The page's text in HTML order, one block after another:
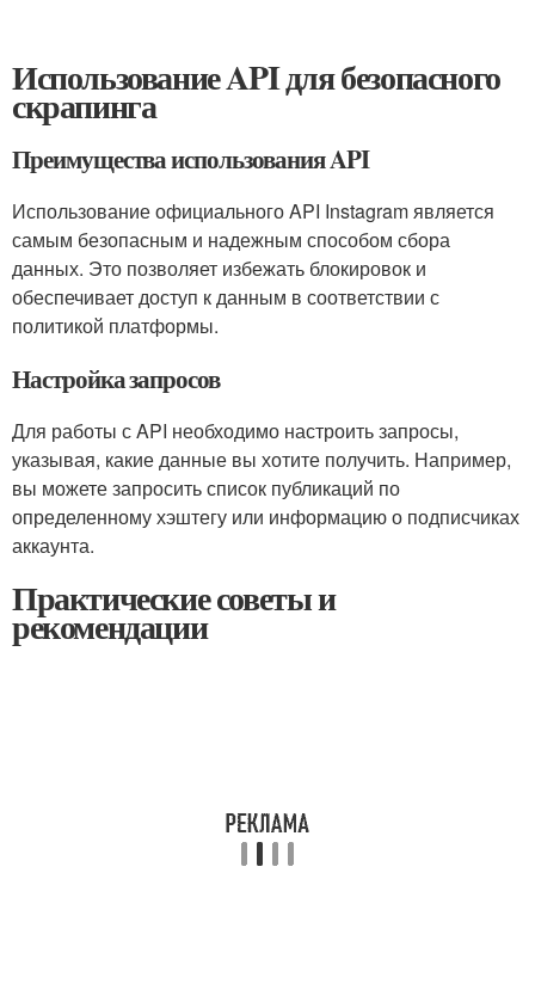
Использование API для безопасного
скрапинга
Преимущества использования API
Использование официального API Instagram является
самым безопасным и надежным способом сбора
данных. Это позволяет избежать блокировок и
обеспечивает доступ к данным в соответствии с
политикой платформы.
Настройка запросов
Для работы с API необходимо настроить запросы,
указывая, какие данные вы хотите получить. Например,
вы можете запросить список публикаций по
определенному хэштегу или информацию о подписчиках
аккаунта.
Практические советы и
рекомендации